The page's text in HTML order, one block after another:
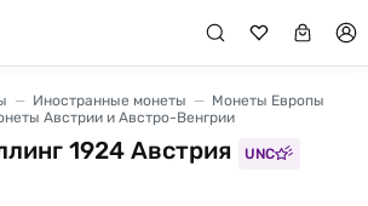
Иностранные монеты
Монеты Европы
Австрии и Австро-Венгрии
1924 Австрия UNC